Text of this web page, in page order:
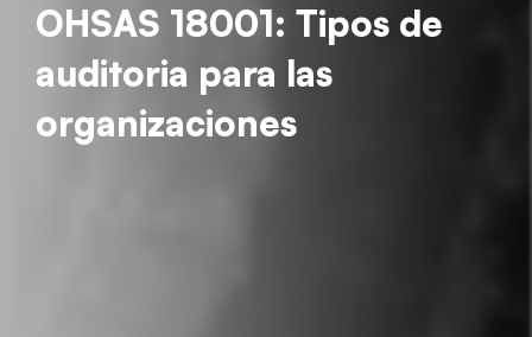
OHSAS 18001: Tipos de
auditoria para las
organizaciones